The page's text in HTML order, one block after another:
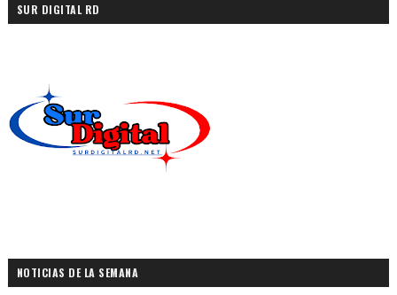
SUR DIGITAL RD
NOTICIAS DE LA SEMANA